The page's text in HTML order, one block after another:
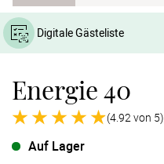
Digitale Gästeliste
Energie 40
(4.92 von 5)
Auf Lager